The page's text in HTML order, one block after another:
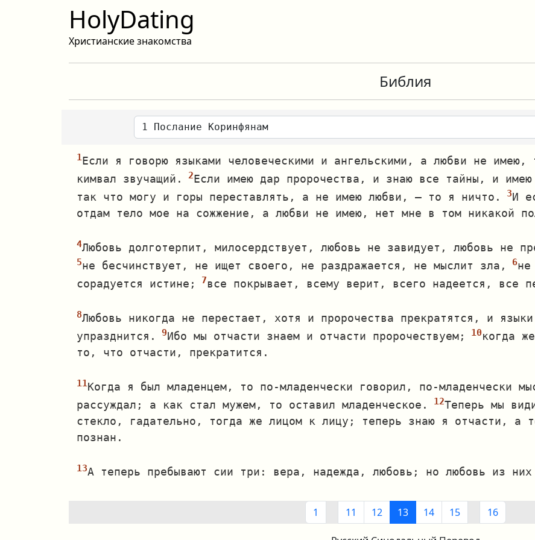
HolyDating
Христианские знакомства
Библия
Если я говорю языками человеческими и ангельскими, а любви не
кимвал звучащий.
Если имею дар пророчества, и знаю все тайны, и
так что могу и горы переставлять, а не имею любви, — то я ничто.
И
отдам тело мое на сожжение, а любви не имею, нет мне в том никакой
Любовь долготерпит, милосердствует, любовь не завидует, любовь не
не бесчинствует, не ищет своего, не раздражается, не мыслит зла,
не
сорадуется истине;
все покрывает, всему верит, всего надеется, все
Любовь никогда не перестает, хотя и пророчества прекратятся, и
упразднится.
Ибо мы отчасти знаем и отчасти пророчествуем;
когда
то, что отчасти, прекратится.
Когда я был младенцем, то по‐младенчески говорил, по‐младенчески
рассуждал; а как стал мужем, то оставил младенческое.
Теперь мы
стекло, гадательно, тогда же лицом к лицу; теперь знаю я отчасти, а
познан.
А теперь пребывают сии три: вера, надежда, любовь; но любовь из них
1 11 12 13 14 15 16